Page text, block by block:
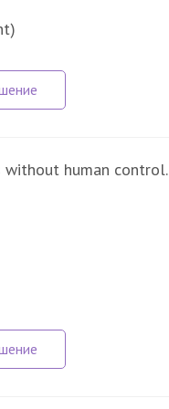
without human control.